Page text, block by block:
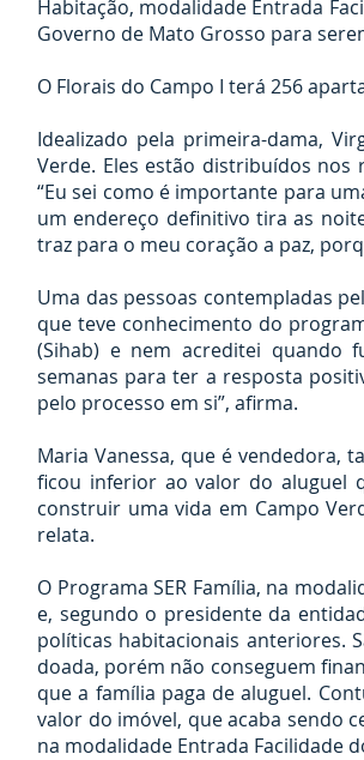
Habitação, modalidade Entrada
Governo de Mato Grosso para
O Florais do Campo I terá 256
Idealizado pela primeira-dama,
Verde. Eles estão distribuídos nos
“Eu sei como é importante para
um endereço definitivo tira as
traz para o meu coração a paz,
Uma das pessoas contempladas
que teve conhecimento do
(Sihab) e nem acreditei quando
semanas para ter a resposta
pelo processo em si”, afirma.
Maria Vanessa, que é vendedora,
ficou inferior ao valor do aluguel
construir uma vida em Campo
relata.
O Programa SER Família, na
e, segundo o presidente da
políticas habitacionais anteriores.
doada, porém não conseguem
que a família paga de aluguel.
valor do imóvel, que acaba sendo
na modalidade Entrada Facilidade